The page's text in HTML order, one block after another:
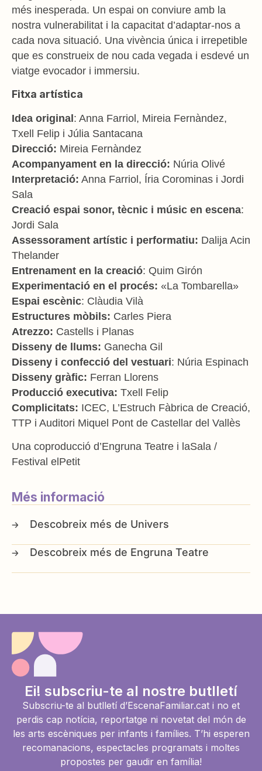
més inesperada. Un espai on conviure amb la
nostra vulnerabilitat i la capacitat d’adaptar-nos a
cada nova situació. Una vivència única i irrepetible
que es construeix de nou cada vegada i esdevé un
viatge evocador i immersiu.
Fitxa artística
Idea original: Anna Farriol, Mireia Fernàndez,
Txell Felip i Júlia Santacana
Direcció: Mireia Fernàndez
Acompanyament en la direcció: Núria Olivé
Interpretació: Anna Farriol, Íria Corominas i Jordi
Sala
Creació espai sonor, tècnic i músic en escena:
Jordi Sala
Assessorament artístic i performatiu: Dalija Acin
Thelander
Entrenament en la creació: Quim Girón
Experimentació en el procés: «La Tombarella»
Espai escènic: Clàudia Vilà
Estructures mòbils: Carles Piera
Atrezzo: Castells i Planas
Disseny de llums: Ganecha Gil
Disseny i confecció del vestuari: Núria Espinach
Disseny gràfic: Ferran Llorens
Producció executiva: Txell Felip
Complicitats: ICEC, L’Estruch Fàbrica de Creació,
TTP i Auditori Miquel Pont de Castellar del Vallès
Una coproducció d’Engruna Teatre i laSala /
Festival elPetit
Més informació
Univers
Engruna Teatre
Ei! subscriu-te al nostre butlletí
Subscriu-te al butlletí d’EscenaFamiliar.cat i no et
perdis cap notícia, reportatge ni novetat del món de
les arts escèniques per infants i famílies. T’hi esperen
recomanacions, espectacles programats i moltes
propostes per gaudir en família!